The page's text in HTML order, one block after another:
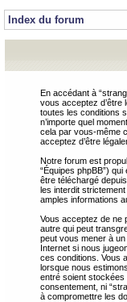
Index du forum
En accédant à
vous acceptez d’être
toutes les conditions
n’importe quel
cela par vous-même
acceptez d’être
Notre forum est
“Équipes phpBB”)
être téléchargé depuis
les interdit
amples informations
Vous acceptez de ne
autre qui peut
peut vous mener à
Internet si nous
ces conditions. Vous
lorsque nous
entré soient stockées
consentement, ni
à compromettre les